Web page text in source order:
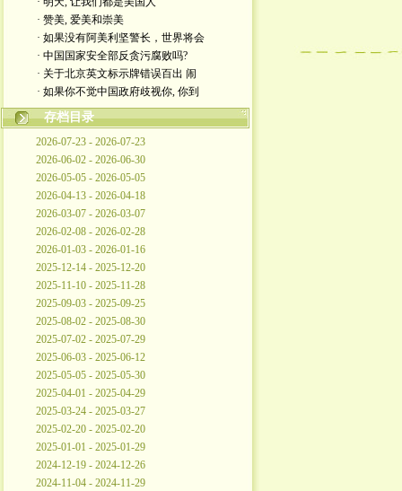
· 赞美, 爱美和崇美
· 如果没有阿美利坚警长，世界将会
· 中国国家安全部反贪污腐败吗?
· 关于北京英文标示牌错误百出 闹
· 如果你不觉中国政府歧视你, 你到
存档目录
2026-07-23 - 2026-07-23
2026-06-02 - 2026-06-30
2026-05-05 - 2026-05-05
2026-04-13 - 2026-04-18
2026-03-07 - 2026-03-07
2026-02-08 - 2026-02-28
2026-01-03 - 2026-01-16
2025-12-14 - 2025-12-20
2025-11-10 - 2025-11-28
2025-09-03 - 2025-09-25
2025-08-02 - 2025-08-30
2025-07-02 - 2025-07-29
2025-06-03 - 2025-06-12
2025-05-05 - 2025-05-30
2025-04-01 - 2025-04-29
2025-03-24 - 2025-03-27
2025-02-20 - 2025-02-20
2025-01-01 - 2025-01-29
2024-12-19 - 2024-12-26
2024-11-04 - 2024-11-29